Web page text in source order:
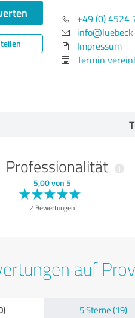
+49 (0) 4524
Impressum
Termin
Professionalität
5,00 von 5
2 Bewertungen
auf
5 Sterne (19)